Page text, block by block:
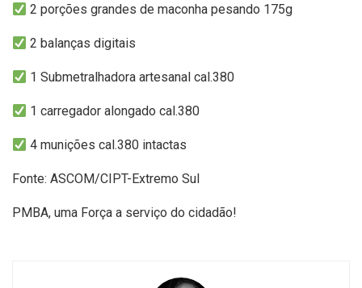
2 porções grandes de maconha pesando 175g
2 balanças digitais
1 Submetralhadora artesanal cal.380
⁠1 carregador alongado cal.380
⁠4 munições cal.380 intactas
Fonte: ASCOM/CIPT-Extremo Sul
PMBA, uma Força a serviço do cidadão!